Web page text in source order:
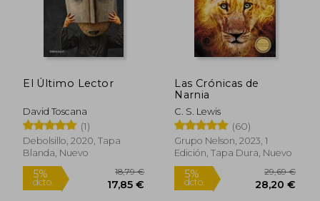
El Último Lector
David Toscana
(1)
Debolsillo, 2020, Tapa
Blanda, Nuevo
Las Crónicas de
Narnia
C. S. Lewis
(60)
Grupo Nelson, 2023, 1
Edición, Tapa Dura, Nuevo